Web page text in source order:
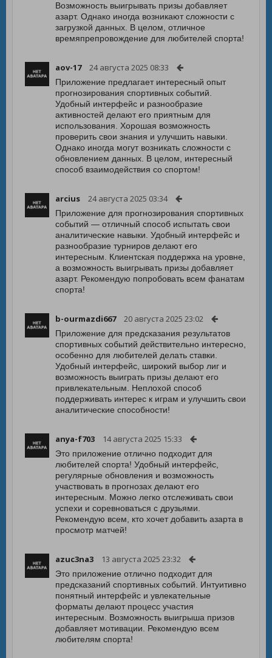
Возможность выигрывать призы добавляет
азарт. Однако иногда возникают сложности с
загрузкой данных. В целом, отличное
времяпрепровождение для любителей спорта!
aov-17 24 августа 2025 08:33
Приложение предлагает интересный опыт
прогнозирования спортивных событий.
Удобный интерфейс и разнообразие
активностей делают его приятным для
использования. Хорошая возможность
проверить свои знания и улучшить навыки.
Однако иногда могут возникать сложности с
обновлением данных. В целом, интересный
способ взаимодействия со спортом!
arcius 24 августа 2025 03:34
Приложение для прогнозирования спортивных
событий — отличный способ испытать свои
аналитические навыки. Удобный интерфейс и
разнообразие турниров делают его
интересным. Клиентская поддержка на уровне,
а возможность выигрывать призы добавляет
азарт. Рекомендую попробовать всем фанатам
спорта!
b-ourmazdi667 20 августа 2025 23:02
Приложение для предсказания результатов
спортивных событий действительно интересно,
особенно для любителей делать ставки.
Удобный интерфейс, широкий выбор лиг и
возможность выиграть призы делают его
привлекательным. Неплохой способ
поддерживать интерес к играм и улучшить свои
аналитические способности!
anya-f703 14 августа 2025 15:33
Это приложение отлично подходит для
любителей спорта! Удобный интерфейс,
регулярные обновления и возможность
участвовать в прогнозах делают его
интересным. Можно легко отслеживать свои
успехи и соревноваться с друзьями.
Рекомендую всем, кто хочет добавить азарта в
просмотр матчей!
azuc3na3 13 августа 2025 23:32
Это приложение отлично подходит для
предсказаний спортивных событий. Интуитивно
понятный интерфейс и увлекательные
форматы делают процесс участия
интересным. Возможность выигрыша призов
добавляет мотивации. Рекомендую всем
любителям спорта!